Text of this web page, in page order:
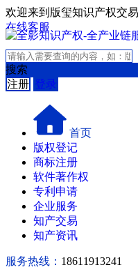
欢迎来到版玺知识产权交易
在线客服
搜索
注册 登录
首页
版权登记
商标注册
软件著作权
专利申请
企业服务
知产交易
知产资讯
服务热线： 18611913241